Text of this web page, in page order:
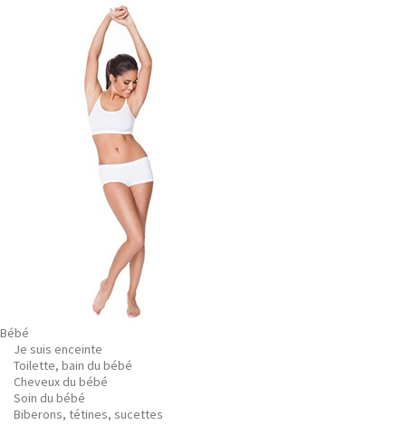
Bébé
Je suis enceinte
Toilette, bain du bébé
Cheveux du bébé
Soin du bébé
Biberons, tétines, sucettes